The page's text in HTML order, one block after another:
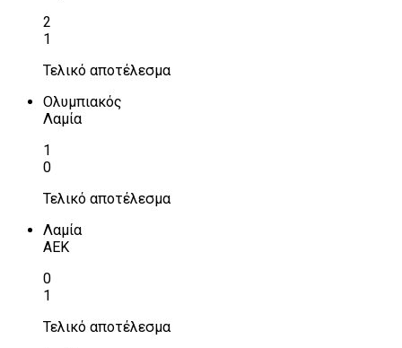
2
1
Τελικό αποτέλεσμα
Ολυμπιακός
Λαμία
1
0
Τελικό αποτέλεσμα
Λαμία
ΑΕΚ
0
1
Τελικό αποτέλεσμα